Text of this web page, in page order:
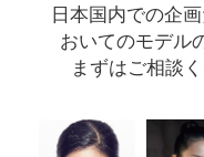
日本国内での企
おいてのモデル
まずはご相談